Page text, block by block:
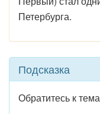
Петербурга.
Подсказка
Обратитесь к